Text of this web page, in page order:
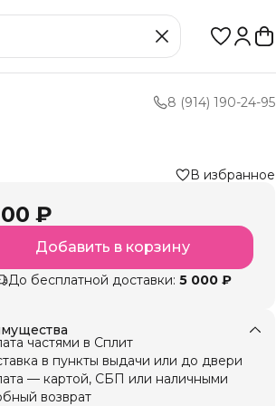
8 (914) 190-24-95
В избранное
₽
Добавить в корзину
До бесплатной доставки: 5 000 ₽
частями в Сплит
в пункты выдачи или до двери
— картой, СБП или наличными
возврат